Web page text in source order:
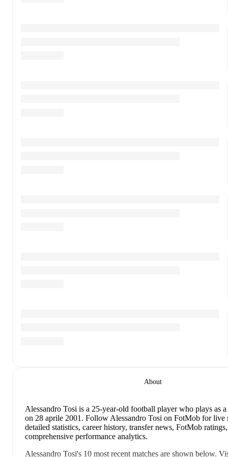
About
Alessandro Tosi is a 25-year-old football player who plays as
on 28 aprile 2001 . Follow Alessandro Tosi on FotMob for live
detailed statistics, career history, transfer news, FotMob
comprehensive performance analytics.
Alessandro Tosi's 10 most recent matches are shown below.